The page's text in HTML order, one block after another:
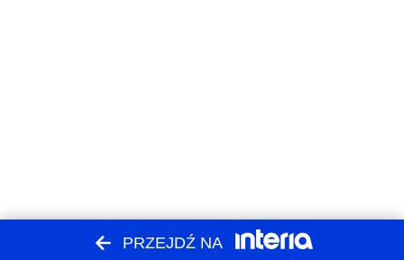
PRZEJDŹ NA